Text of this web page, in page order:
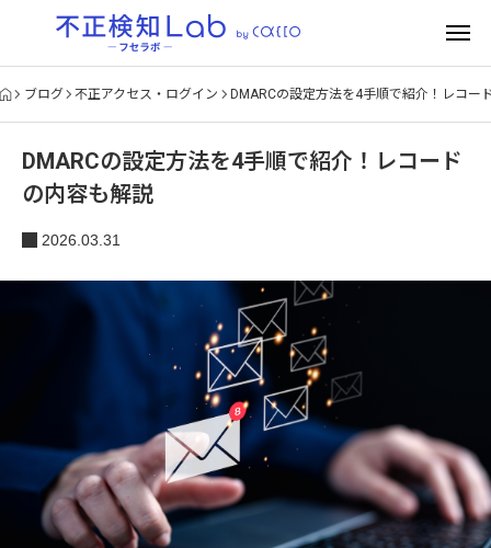
ブログ 不正アクセス・ログイン DMARCの設定方法を4手順で紹介！レコー
DMARCの設定方法を4手順で紹介！レコード
の内容も解説
2026.03.31